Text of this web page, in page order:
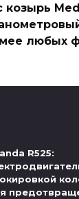
козырь
любых
R525: